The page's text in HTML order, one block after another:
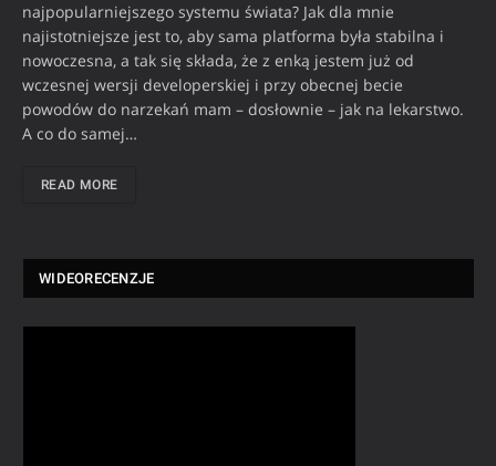
najpopularniejszego systemu świata? Jak dla mnie
najistotniejsze jest to, aby sama platforma była stabilna i
nowoczesna, a tak się składa, że z enką jestem już od
wczesnej wersji developerskiej i przy obecnej becie
powodów do narzekań mam – dosłownie – jak na lekarstwo.
A co do samej…
READ MORE
WIDEORECENZJE